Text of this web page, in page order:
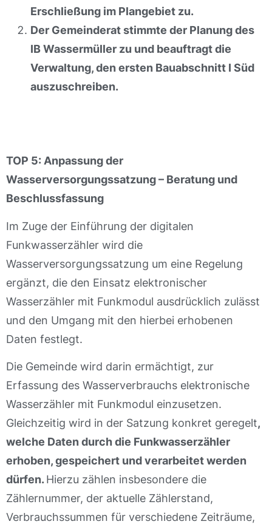
Erschließung im Plangebiet zu.
Der Gemeinderat stimmte der Planung des
IB Wassermüller zu und beauftragt die
Verwaltung, den ersten Bauabschnitt I Süd
auszuschreiben.
TOP 5: Anpassung der
Wasserversorgungssatzung – Beratung und
Beschlussfassung
Im Zuge der Einführung der digitalen
Funkwasserzähler wird die
Wasserversorgungssatzung um eine Regelung
ergänzt, die den Einsatz elektronischer
Wasserzähler mit Funkmodul ausdrücklich zulässt
und den Umgang mit den hierbei erhobenen
Daten festlegt.
Die Gemeinde wird darin ermächtigt, zur
Erfassung des Wasserverbrauchs elektronische
Wasserzähler mit Funkmodul einzusetzen.
Gleichzeitig wird in der Satzung konkret geregelt,
welche Daten durch die Funkwasserzähler
erhoben, gespeichert und verarbeitet werden
dürfen.Hierzu zählen insbesondere die
Zählernummer, der aktuelle Zählerstand,
Verbrauchssummen für verschiedene Zeiträume,